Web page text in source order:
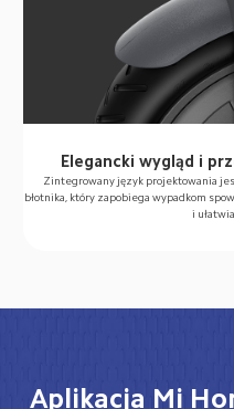
Elegancki wygląd i
Zintegrowany język projektowania
błotnika, który zapobiega wypadkom
i
Aplikacja Mi